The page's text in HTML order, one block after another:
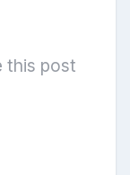
this post